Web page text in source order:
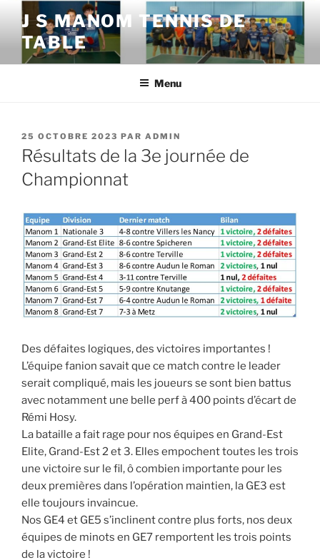
contenu
principal
J S MANOM TENNIS DE
TABLE
Menu
PUBLIÉ
LE
25 OCTOBRE 2023 PAR ADMIN
Résultats de la 3e journée de
Championnat
Des défaites logiques, des victoires importantes !
L’équipe fanion savait que ce match contre le leader
serait compliqué, mais les joueurs se sont bien battus
avec notamment une belle perf à 400 points d’écart de
Rémi Hosy.
La bataille a fait rage pour nos équipes en Grand-Est
Elite, Grand-Est 2 et 3. Elles empochent toutes les trois
une victoire sur le fil, ô combien importante pour les
deux premières dans l’opération maintien, la GE3 est
elle toujours invaincue.
Nos GE4 et GE5 s’inclinent contre plus forts, nos deux
équipes de minots en GE7 remportent les trois points
de la victoire !